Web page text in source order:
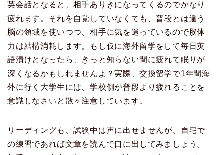
英会話となると、相手ありきになってくるのでかなり
疲れます。それを自覚していなくても、普段とは違う
脳の領域を使いつつ、相手に気を遣っているので脳体
力は結構消耗します。もし仮に海外留学をして毎日英
語漬けとなったら、きっと知らない間に疲れて眠りが
深くなるかもしれませんよ？実際、交換留学で1年間海
外に行く大学生には、学校側が普段より疲れることを
意識しなさいと散々注意しています。
リーディングも、試験中は声に出せませんが、自宅で
の練習であれば文章を読んで口に出してみましょう。